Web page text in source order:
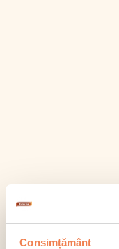
Consimțământ